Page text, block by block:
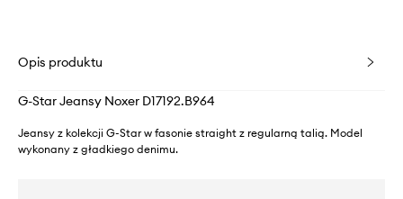
Opis produktu
G-Star Jeansy Noxer D17192.B964
Jeansy z kolekcji G-Star w fasonie straight z regularną talią. Model
wykonany z gładkiego denimu.